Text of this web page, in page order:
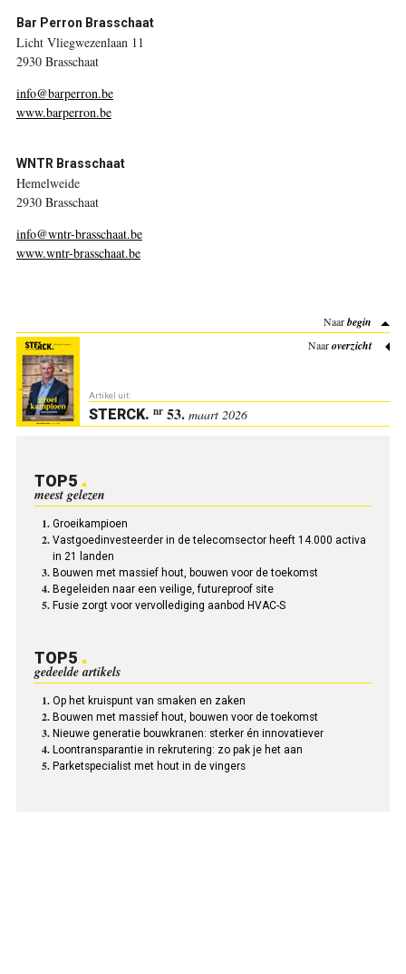
Bar Perron Brasschaat
Licht Vliegwezenlaan 11
2930 Brasschaat
info@barperron.be
www.barperron.be
WNTR Brasschaat
Hemelweide
2930 Brasschaat
info@wntr-brasschaat.be
www.wntr-brasschaat.be
Naarbegin
Naaroverzicht
Artikel uit:
STERCK. nr53. maart 2026
TOP5
meest gelezen
Groeikampioen
Vastgoedinvesteerder in de telecomsector heeft 14.000 activa
in 21 landen
Bouwen met massief hout, bouwen voor de toekomst
Begeleiden naar een veilige, futureproof site
Fusie zorgt voor vervollediging aanbod HVAC-S
TOP5
gedeelde artikels
Op het kruispunt van smaken en zaken
Bouwen met massief hout, bouwen voor de toekomst
Nieuwe generatie bouwkranen: sterker én innovatiever
Loontransparantie in rekrutering: zo pak je het aan
Parketspecialist met hout in de vingers